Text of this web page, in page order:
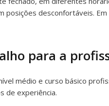
desconfortáveis.
para a
médio e curso básico
de experiência.